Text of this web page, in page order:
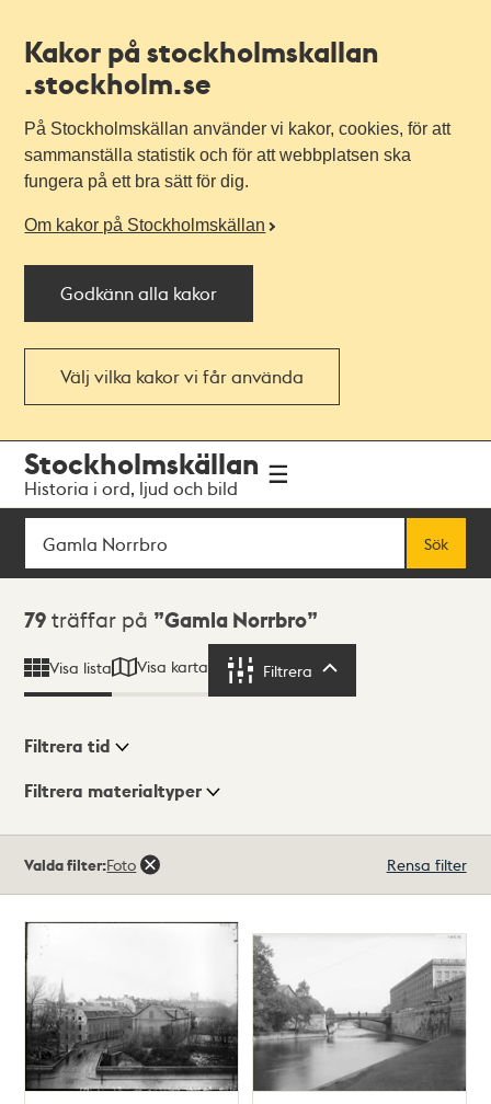
Kakor på stockholmskallan
.stockholm.se
På Stockholmskällan använder vi kakor, cookies, för att
sammanställa statistik och för att webbplatsen ska
fungera på ett bra sätt för dig.
Om kakor på Stockholmskällan
Godkänn alla kakor
Välj vilka kakor vi får använda
navigationen
huvudinnehållet
Stockholmskällan
Historia i ord, ljud och bild
Sök
Sök
Sökresultat
79 träffar på Gamla Norrbro
Visa lista Visa karta Filtrera
Visningsläge
Filtrera tid
Filtrera materialtyper
träffar
Valda filter:Foto Rensa filter